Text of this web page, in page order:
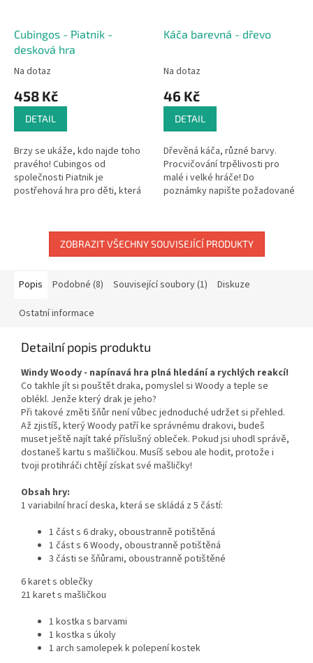
Cubingos - Piatnik -
desková hra
Na dotaz
458 Kč
DETAIL
Brzy se ukáže, kdo najde toho
pravého! Cubingos od
společnosti Piatnik je
postřehová hra pro děti, která
Káča barevná - dřevo
Na dotaz
46 Kč
DETAIL
Dřevěná káča, různé barvy.
Procvičování trpělivosti pro
malé i velké hráče! Do
poznámky napište požadované
cm;...
ZOBRAZIT VŠECHNY SOUVISEJÍCÍ PRODUKTY
Popis Podobné (8) Související soubory (1) Diskuze
Ostatní informace
Detailní popis produktu
Windy Woody - napínavá hra plná hledání a rychlých reakcí!
Co takhle jít si pouštět draka, pomyslel si Woody a teple se
oblékl. Jenže který drak je jeho?
Při takové změti šňůr není vůbec jednoduché udržet si přehled.
Až zjistíš, který Woody patří ke správnému drakovi, budeš
muset ještě najít také příslušný obleček. Pokud jsi uhodl správě,
dostaneš kartu s mašličkou. Musíš sebou ale hodit, protože i
tvoji protihráči chtějí získat své mašličky!
Obsah hry:
1 variabilní hrací deska, která se skládá z 5 částí:
1 část s 6 draky, oboustranně potištěná
1 část s 6 Woody, oboustranně potištěná
3 části se šňůrami, oboustranně potištěné
6 karet s oblečky
21 karet s mašličkou
1 kostka s barvami
1 kostka s úkoly
1 arch samolepek k polepení kostek